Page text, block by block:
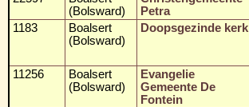
(Bolsward)
Petra
1183
Boalsert
(Bolsward)
Doopsgezinde kerk
11256
Boalsert
(Bolsward)
Evangelie
Gemeente De
Fontein